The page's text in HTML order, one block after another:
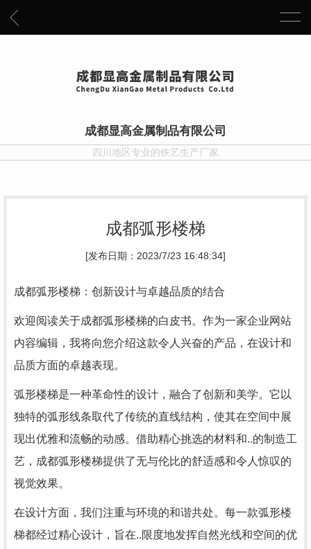
成都显高金属制品有限公司
四川地区专业的铁艺生产厂家
成都弧形楼梯
[发布日期：2023/7/23 16:48:34]
成都弧形楼梯：创新设计与卓越品质的结合
欢迎阅读关于成都弧形楼梯的白皮书。作为一家企业网站
内容编辑，我将向您介绍这款令人兴奋的产品，在设计和
品质方面的卓越表现。
弧形楼梯是一种革命性的设计，融合了创新和美学。它以
独特的弧形线条取代了传统的直线结构，使其在空间中展
现出优雅和流畅的动感。借助精心挑选的材料和..的制造工
艺，成都弧形楼梯提供了无与伦比的舒适感和令人惊叹的
视觉效果。
在设计方面，我们注重与环境的和谐共处。每一款弧形楼
梯都经过精心设计，旨在..限度地发挥自然光线和空间的优